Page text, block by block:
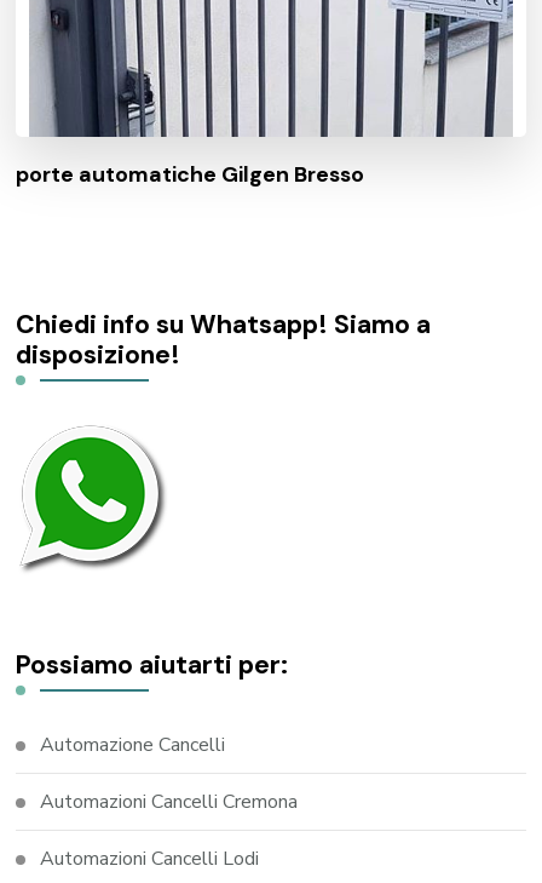
porte automatiche Gilgen Bresso
Chiedi info su Whatsapp! Siamo a
disposizione!
Possiamo aiutarti per:
Automazione Cancelli
Automazioni Cancelli Cremona
Automazioni Cancelli Lodi